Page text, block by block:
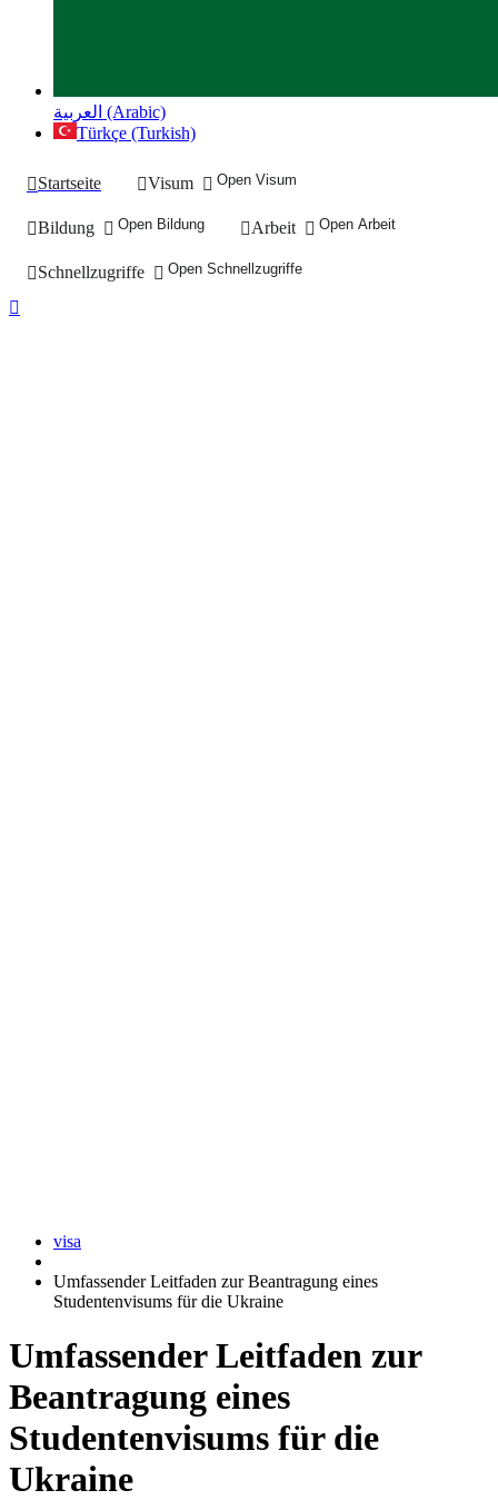
العربية (Arabic)
Türkçe (Turkish)
Startseite Visum Open Visum
Bildung Open Bildung Arbeit Open Arbeit
Schnellzugriffe Open Schnellzugriffe
visa
Umfassender Leitfaden zur Beantragung eines
Studentenvisums für die Ukraine
Umfassender Leitfaden zur
Beantragung eines
Studentenvisums für die
Ukraine